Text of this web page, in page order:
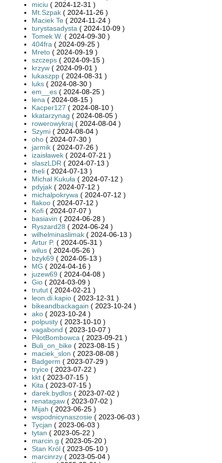
miciu ( 2024-12-31 )
Mt.Szpak ( 2024-11-26 )
Maciek Te ( 2024-11-24 )
turystasadysta ( 2024-10-09 )
Tomek W. ( 2024-09-30 )
404fra ( 2024-09-25 )
Mreto ( 2024-09-19 )
szczeps ( 2024-09-15 )
krzyw ( 2024-09-01 )
lukaszpp ( 2024-08-31 )
luks ( 2024-08-30 )
em__es ( 2024-08-25 )
lena ( 2024-08-15 )
Kacper127 ( 2024-08-10 )
kkatarzynag ( 2024-08-05 )
rowerowykraj ( 2024-08-04 )
Szymi ( 2024-08-04 )
oho ( 2024-07-30 )
jarmik ( 2024-07-26 )
izaisławek ( 2024-07-21 )
slaszLDR ( 2024-07-13 )
theli ( 2024-07-13 )
Michał Kukuła ( 2024-07-12 )
pdyjak ( 2024-07-12 )
michalpokrywa ( 2024-07-12 )
flakoo ( 2024-07-12 )
Kofi ( 2024-07-07 )
basiavin ( 2024-06-28 )
Ryszard28 ( 2024-06-24 )
wilhelminaslimak ( 2024-06-13 )
Artur P. ( 2024-05-31 )
wilus ( 2024-05-26 )
bzyk69 ( 2024-05-13 )
MG ( 2024-04-16 )
juzew69 ( 2024-04-08 )
Gio ( 2024-03-09 )
trutut ( 2024-02-21 )
leon.di.kapio ( 2023-12-31 )
bikeandbackagain ( 2023-10-24 )
ako ( 2023-10-24 )
polpusty ( 2023-10-10 )
vagabond ( 2023-10-07 )
PilotBombowca ( 2023-09-21 )
Buli_on_bike ( 2023-08-15 )
maciek_slon ( 2023-08-08 )
Badgerm ( 2023-07-29 )
tryice ( 2023-07-22 )
kkt ( 2023-07-15 )
Kita ( 2023-07-15 )
darek.bydlos ( 2023-07-02 )
renatagaw ( 2023-07-02 )
Mijah ( 2023-06-25 )
wspodnicynaszosie ( 2023-06-03 )
Tycjan ( 2023-06-03 )
tytan ( 2023-05-22 )
marcin.g ( 2023-05-20 )
Stan Król ( 2023-05-10 )
marcinrzy ( 2023-05-04 )